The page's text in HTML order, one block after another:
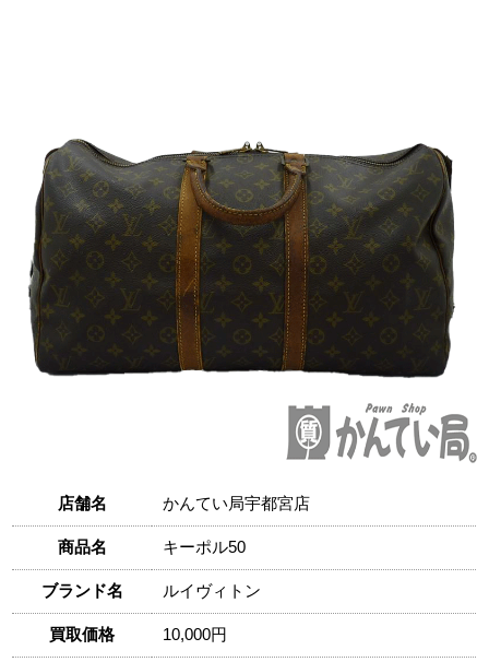
店舗名 かんてい局宇都宮店
商品名 キーポル50
ブランド名 ルイヴィトン
買取価格 10,000円